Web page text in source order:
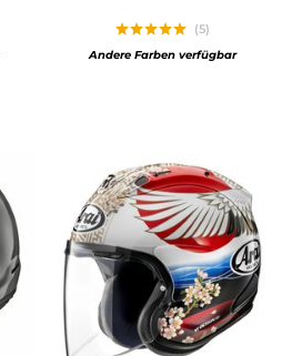
(5)
Andere Farben verfügbar